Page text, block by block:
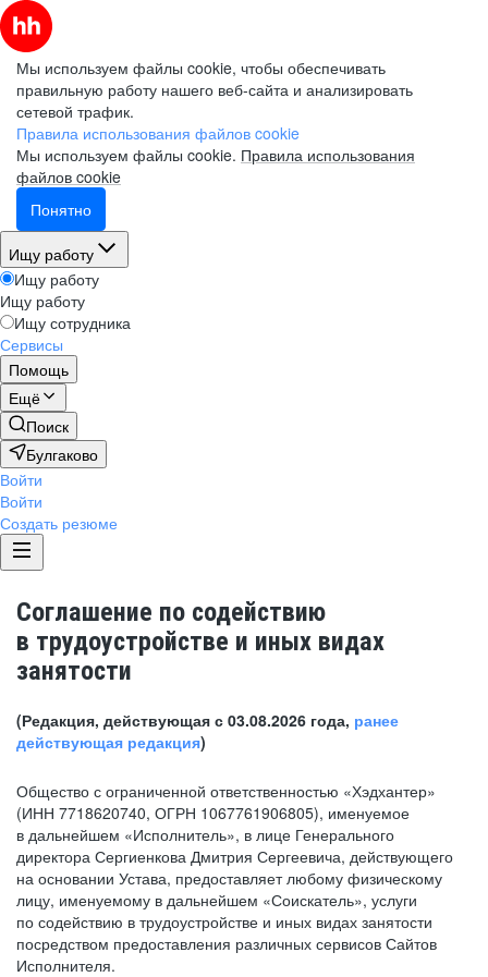
Мы используем файлы cookie, чтобы обеспечивать
правильную работу нашего веб-сайта и анализировать
сетевой трафик.
Правила использования файлов cookie
Мы используем файлы cookie. Правила использования
файлов cookie
Понятно
Ищу работу
Ищу работу
Ищу работу
Ищу сотрудника
Сервисы
Помощь
Ещё
Поиск
Булгаково
Войти
Войти
Создать резюме
Соглашение по содействию
в трудоустройстве и иных видах
занятости
(Редакция, действующая с 03.08.2026 года, ранее
действующая редакция)
Общество с ограниченной ответственностью «Хэдхантер»
(ИНН 7718620740, ОГРН 1067761906805), именуемое
в дальнейшем «Исполнитель», в лице Генерального
директора Сергиенкова Дмитрия Сергеевича, действующего
на основании Устава, предоставляет любому физическому
лицу, именуемому в дальнейшем «Соискатель», услуги
по содействию в трудоустройстве и иных видах занятости
посредством предоставления различных сервисов Сайтов
Исполнителя.